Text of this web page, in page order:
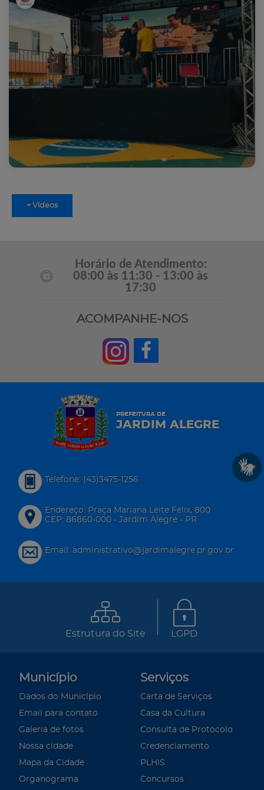
+ Vídeos
Horário de Atendimento:
08:00 às 11:30 - 13:00 às
17:30
ACOMPANHE-NOS
PREFEITURA DE
JARDIM ALEGRE
Telefone: (43)3475-1256
Endereço: Praça Mariana Leite Félix, 800
CEP: 86860-000 - Jardim Alegre - PR
Email: administrativo@jardimalegre.pr.gov.br
Estrutura do Site LGPD
Município
Dados do Município
Email para contato
Galeria de fotos
Nossa cidade
Mapa da Cidade
Organograma
Serviços
Carta de Serviços
Casa da Cultura
Consulta de Protocolo
Credenciamento
PLHIS
Concursos